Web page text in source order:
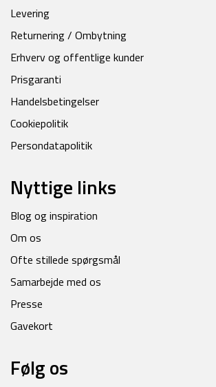
Levering
Returnering / Ombytning
Erhverv og offentlige kunder
Prisgaranti
Handelsbetingelser
Cookiepolitik
Persondatapolitik
Nyttige links
Blog og inspiration
Om os
Ofte stillede spørgsmål
Samarbejde med os
Presse
Gavekort
Følg os